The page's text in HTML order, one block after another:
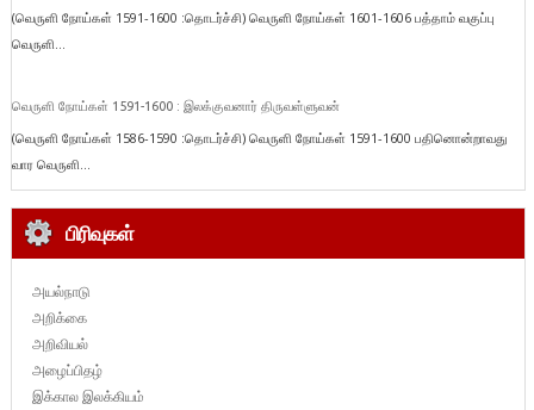
(வெருளி நோய்கள் 1591-1600 :தொடர்ச்சி) வெருளி நோய்கள் 1601-1606 பத்தாம் வகுப்பு
வெருளி...
வெருளி நோய்கள் 1591-1600 : இலக்குவனார் திருவள்ளுவன்
(வெருளி நோய்கள் 1586-1590 :தொடர்ச்சி) வெருளி நோய்கள் 1591-1600 பதினொன்றாவது
வார வெருளி...
பிரிவுகள்
அயல்நாடு
அறிக்கை
அறிவியல்
அழைப்பிதழ்
இக்கால இலக்கியம்